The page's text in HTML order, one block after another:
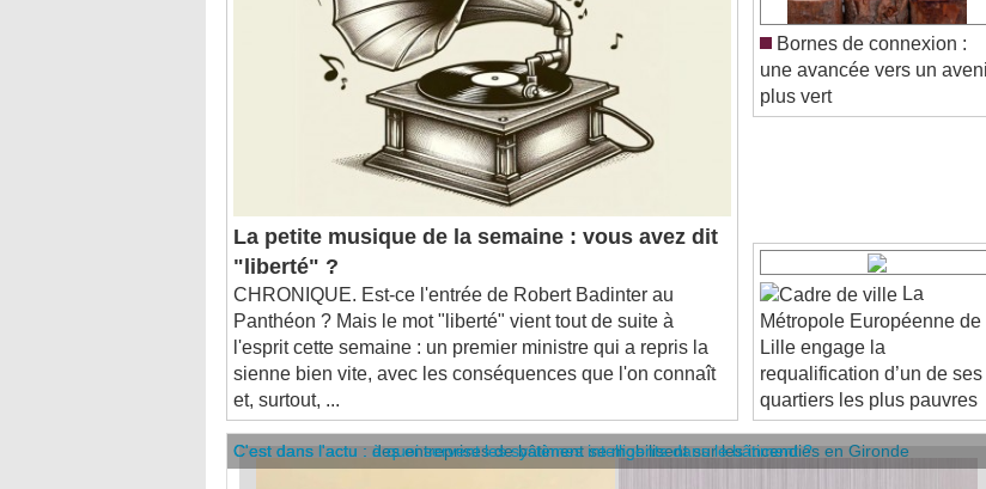
La petite musique de la semaine : vous avez dit
"liberté" ?
CHRONIQUE. Est-ce l'entrée de Robert Badinter au
Panthéon ? Mais le mot "liberté" vient tout de suite à
l'esprit cette semaine : un premier ministre qui a repris la
sienne bien vite, avec les conséquences que l'on connaît
et, surtout, ...
Bornes de connexion :
une avancée vers un avenir
plus vert
Métropole Européenne de
Lille engage la
requalification d’un de ses
quartiers les plus pauvres
C'est dans l'actu : des entreprises de bâtiment se mobilisent sur les incendies en Gironde
C'est dans l'actu : à quoi servent les systèmes intelligents dans le bâtiment ?